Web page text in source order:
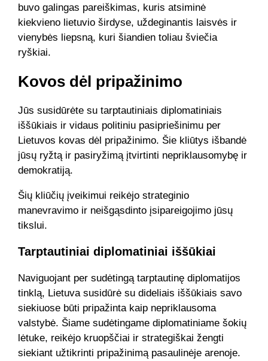
buvo galingas pareiškimas, kuris atsiminė
kiekvieno lietuvio širdyse, uždeginantis laisvės ir
vienybės liepsną, kuri šiandien toliau šviečia
ryškiai.
Kovos dėl pripažinimo
Jūs susidūrėte su tarptautiniais diplomatiniais
iššūkiais ir vidaus politiniu pasipriešinimu per
Lietuvos kovas dėl pripažinimo. Šie kliūtys išbandė
jūsų ryžtą ir pasiryžimą įtvirtinti nepriklausomybę ir
demokratiją.
Šių kliūčių įveikimui reikėjo strateginio
manevravimo ir neišgąsdinto įsipareigojimo jūsų
tikslui.
Tarptautiniai diplomatiniai iššūkiai
Naviguojant per sudėtingą tarptautinę diplomatijos
tinklą, Lietuva susidūrė su dideliais iššūkiais savo
siekiuose būti pripažinta kaip nepriklausoma
valstybė. Šiame sudėtingame diplomatiniame šokių
lėtuke, reikėjo kruopščiai ir strategiškai žengti
siekiant užtikrinti pripažinimą pasaulinėje arenoje.